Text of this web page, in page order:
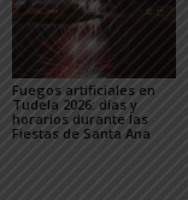
Fuegos artificiales en
Tudela 2026: días y
horarios durante las
Fiestas de Santa Ana